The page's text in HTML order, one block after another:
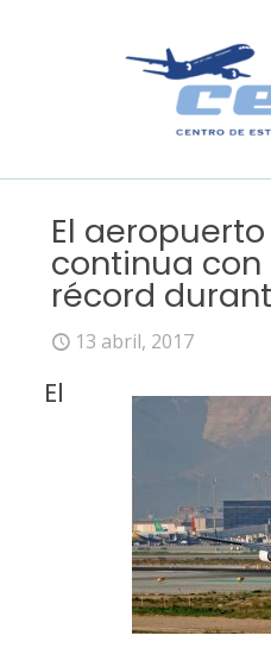
El
continua
récord
13 abril, 2017
El